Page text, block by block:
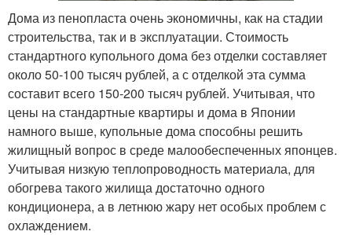
Дома из пенопласта очень экономичны, как на стадии
строительства, так и в эксплуатации. Стоимость
стандартного купольного дома без отделки составляет
около 50-100 тысяч рублей, а с отделкой эта сумма
составит всего 150-200 тысяч рублей. Учитывая, что
цены на стандартные квартиры и дома в Японии
намного выше, купольные дома способны решить
жилищный вопрос в среде малообеспеченных японцев.
Учитывая низкую теплопроводность материала, для
обогрева такого жилища достаточно одного
кондиционера, а в летнюю жару нет особых проблем с
охлаждением.